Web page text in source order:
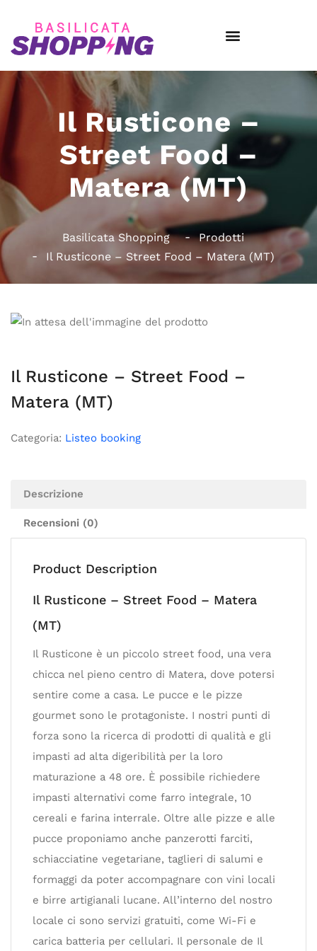
Il Rusticone –
Street Food –
Matera (MT)
Basilicata Shopping
Prodotti
Il Rusticone – Street Food – Matera (MT)
Il Rusticone – Street Food –
Matera (MT)
Categoria: Listeo booking
Descrizione
Recensioni (0)
Product Description
Il Rusticone – Street Food – Matera
(MT)
Il Rusticone è un piccolo street food, una vera
chicca nel pieno centro di Matera, dove potersi
sentire come a casa. Le pucce e le pizze
gourmet sono le protagoniste. I nostri punti di
forza sono la ricerca di prodotti di qualità e gli
impasti ad alta digeribilità per la loro
maturazione a 48 ore. È possibile richiedere
impasti alternativi come farro integrale, 10
cereali e farina interrale. Oltre alle pizze e alle
pucce proponiamo anche panzerotti farciti,
schiacciatine vegetariane, taglieri di salumi e
formaggi da poter accompagnare con vini locali
e birre artigianali lucane. All’interno del nostro
locale ci sono servizi gratuiti, come Wi-Fi e
carica batteria per cellulari. Il personale de Il